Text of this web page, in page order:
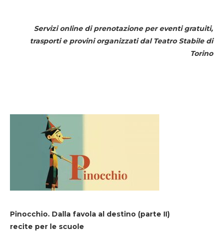
Servizi online di prenotazione per eventi gratuiti,
trasporti e provini organizzati dal Teatro Stabile di
Torino
Pinocchio. Dalla favola al destino (parte II)
recite per le scuole